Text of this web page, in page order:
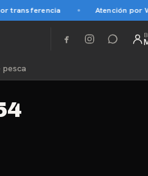
Atención por
pesca